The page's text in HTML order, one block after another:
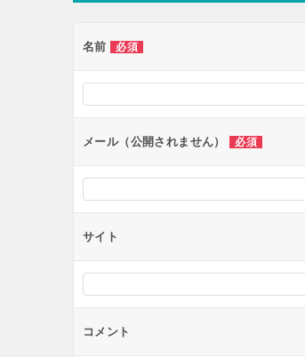
ー
ョ
ン
名前 必須
メール（公開されません） 必須
サイト
コメント